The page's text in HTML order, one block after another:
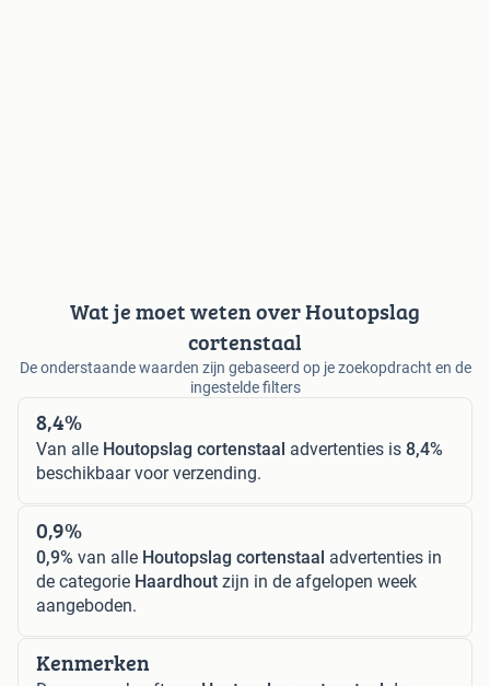
Wat je moet weten over Houtopslag
cortenstaal
De onderstaande waarden zijn gebaseerd op je zoekopdracht en de
ingestelde filters
8,4%
Van alle Houtopslag cortenstaal advertenties is 8,4%
beschikbaar voor verzending.
0,9%
0,9% van alle Houtopslag cortenstaal advertenties in
de categorie Haardhout zijn in de afgelopen week
aangeboden.
Kenmerken